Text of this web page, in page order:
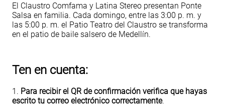
El Claustro Comfama y Latina Stereo presentan Ponte
Salsa en familia. Cada domingo, entre las 3:00 p. m. y
las 5:00 p. m. el Patio Teatro del Claustro se transforma
en el patio de baile salsero de Medellín.
Ten en cuenta:
1. Para recibir el QR de confirmación verifica que hayas
escrito tu correo electrónico correctamente.